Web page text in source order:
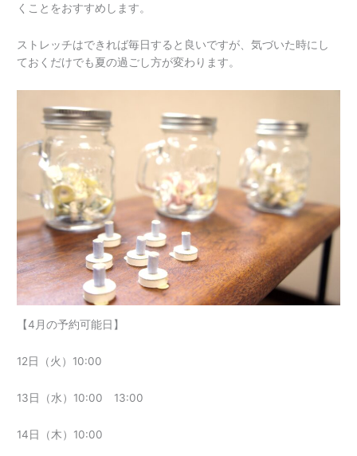
くことをおすすめします。
ストレッチはできれば毎日すると良いですが、気づいた時にし
ておくだけでも夏の過ごし方が変わります。
【4月の予約可能日】
12日（火）10:00
13日（水）10:00 13:00
14日（木）10:00